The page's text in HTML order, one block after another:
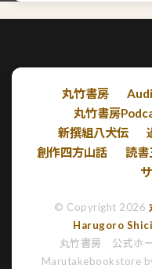
丸竹書房
丸竹書房
新撰組八犬伝
創作四方山話
読書
© Copyright 2026
Harugoro
丸竹書房 公式ホ
Marutakebookstore